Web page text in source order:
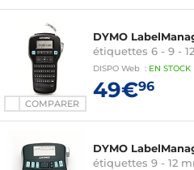
COMPARER
DYMO
étiquettes 6 - 9 -
DISPO Web : EN STOCK
49€96
DYMO
étiquettes 9 - 12